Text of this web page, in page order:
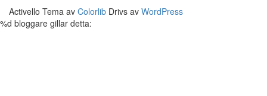
Activello Tema av Colorlib Drivs av WordPress
%d bloggare gillar detta: